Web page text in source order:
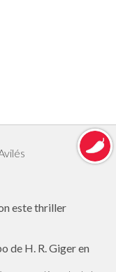
este thriller
de H. R. Giger en